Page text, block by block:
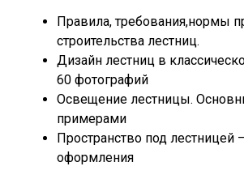
Правила, требования,нормы
строительства лестниц.
Дизайн лестниц в
60 фотографий
Освещение лестницы.
примерами
Пространство под лестницей
оформления